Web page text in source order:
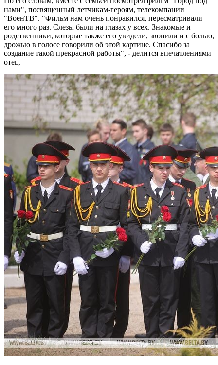
нами", посвященный летчикам-героям, телекомпании
"ВоенТВ". "Фильм нам очень понравился, пересматривали
его много раз. Слезы были на глазах у всех. Знакомые и
родственники, которые также его увидели, звонили и с болью,
дрожью в голосе говорили об этой картине. Спасибо за
создание такой прекрасной работы", - делится впечатлениями
отец.